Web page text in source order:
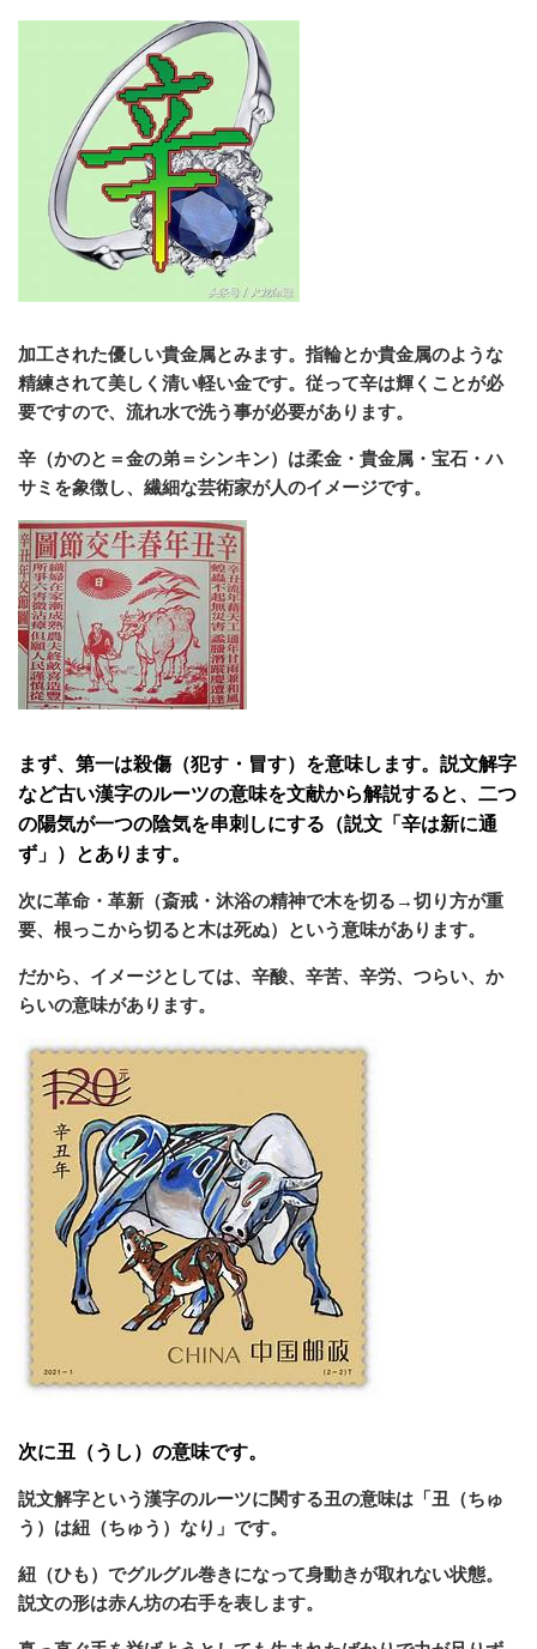
加工された優しい貴金属とみます。指輪とか貴金属のような
精練されて美しく清い軽い金です。従って辛は輝くことが必
要ですので、流れ水で洗う事が必要があります。
辛（かのと＝金の弟＝シンキン）は柔金・貴金属・宝石・ハ
サミを象徴し、繊細な芸術家が人のイメージです。
まず、第一は殺傷（犯す・冒す）を意味します。説文解字
など古い漢字のルーツの意味を文献から解説すると、二つ
の陽気が一つの陰気を串刺しにする（説文「辛は新に通
ず」）とあります。
次に革命・革新（斎戒・沐浴の精神で木を切る→切り方が重
要、根っこから切ると木は死ぬ）という意味があります。
だから、イメージとしては、辛酸、辛苦、辛労、つらい、か
らいの意味があります。
次に丑（うし）の意味です。
説文解字という漢字のルーツに関する丑の意味は「丑（ちゅ
う）は紐（ちゅう）なり」です。
紐（ひも）でグルグル巻きになって身動きが取れない状態。
説文の形は赤ん坊の右手を表します。